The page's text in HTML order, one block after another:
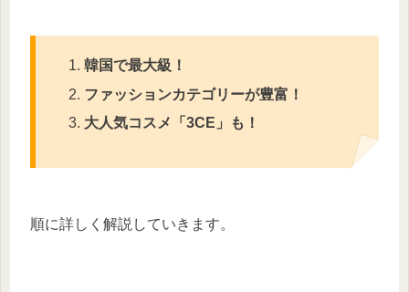
韓国で最大級！
ファッションカテゴリーが豊富！
大人気コスメ「3CE」も！
順に詳しく解説していきます。